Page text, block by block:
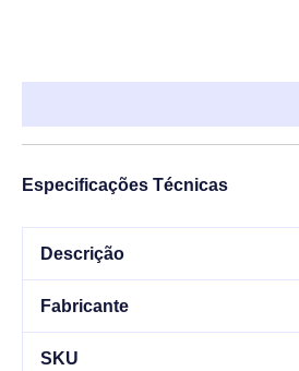
Especificações Técnicas
Descrição
Fabricante
SKU